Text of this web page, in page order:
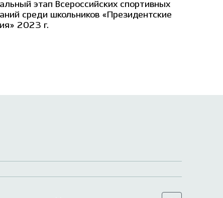
этап Всероссийских спортивных
среди школьников «Президентские
2023 г.